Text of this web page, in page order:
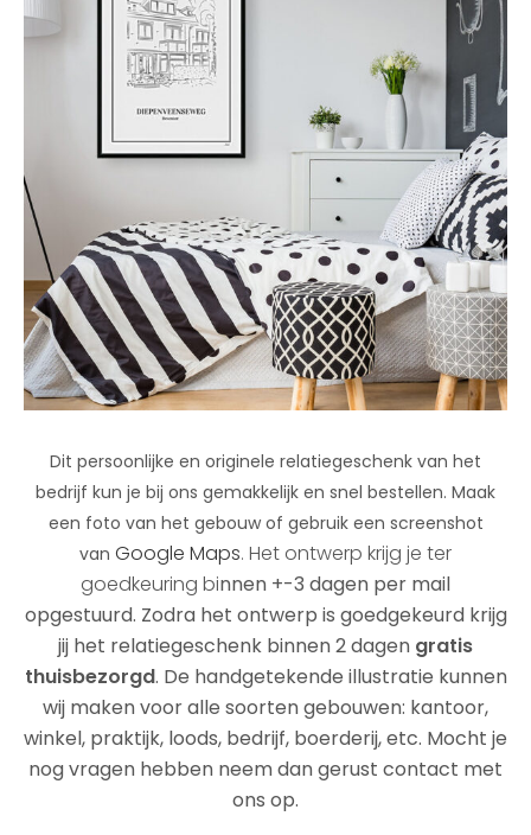
Dit persoonlijke en originele relatiegeschenk van het
bedrijf kun je bij ons gemakkelijk en snel bestellen. Maak
een foto van het gebouw of gebruik een screenshot
van Google Maps. Het ontwerp krijg je ter
goedkeuring binnen +-3 dagen per mail
opgestuurd. Zodra het ontwerp is goedgekeurd krijg
jij het relatiegeschenk binnen 2 dagen gratis
thuisbezorgd. De handgetekende illustratie kunnen
wij maken voor alle soorten gebouwen: kantoor,
winkel, praktijk, loods, bedrijf, boerderij, etc. Mocht je
nog vragen hebben neem dan gerust contact met
ons op.